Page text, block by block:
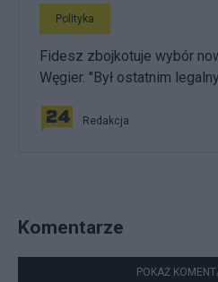
Polityka
Fidesz zbojkotuje wybór
Węgier. "Był ostatnim
Redakcja
Komentarze
POKAŻ